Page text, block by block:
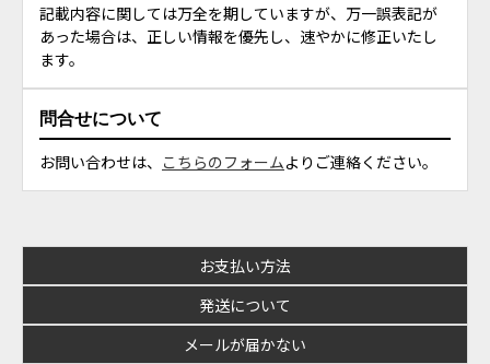
記載内容に関しては万全を期していますが、万一誤表記が
あった場合は、正しい情報を優先し、速やかに修正いたし
ます。
問合せについて
お問い合わせは、 こちらのフォームよりご連絡ください。
お支払い方法
発送について
メールが届かない